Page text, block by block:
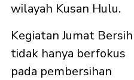
wilayah Kusan Hulu.
Kegiatan Jumat Bersih
tidak hanya berfokus
pada pembersihan